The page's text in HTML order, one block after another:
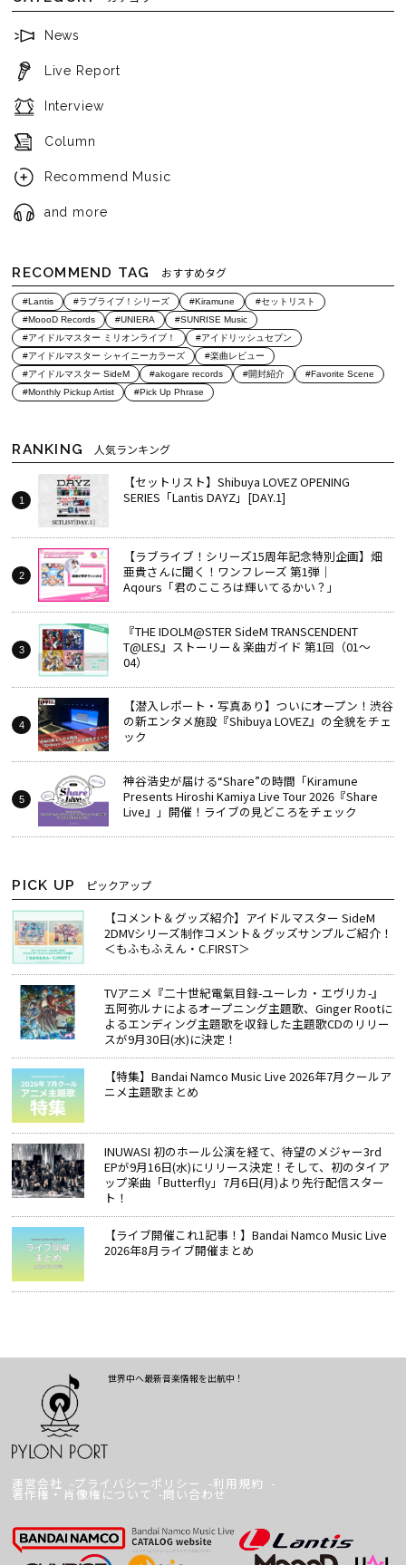
News
Live Report
Interview
Column
Recommend Music
and more
RECOMMEND TAG おすすめタグ
#Lantis #ラブライブ！シリーズ #Kiramune
#セットリスト
#MoooD Records
#UNIERA
#SUNRISE Music
#アイドルマスター ミリオンライブ！
#アイドリッシュセブン
#アイドルマスター シャイニーカラーズ
#楽曲レビュー
#アイドルマスター SideM
#akogare records #開封紹介
#Favorite Scene
#Monthly Pickup Artist
#Pick Up Phrase
RANKING 人気ランキング
【セットリスト】Shibuya LOVEZ OPENING
SERIES「Lantis DAYZ」[DAY.1]
【ラブライブ！シリーズ15周年記念特別企画】畑
亜貴さんに聞く！ワンフレーズ 第1弾｜
Aqours「君のこころは輝いてるかい？」
『THE IDOLM@STER SideM TRANSCENDENT
T@LES』ストーリー＆楽曲ガイド 第1回（01～
04）
【潜入レポート・写真あり】ついにオープン！渋谷
の新エンタメ施設『Shibuya LOVEZ』の全貌をチェ
ック
神谷浩史が届ける“Share”の時間――「Kiramune
Presents Hiroshi Kamiya Live Tour 2026『Share
Live』」開催！ライブの見どころをチェック
PICK UP ピックアップ
【コメント＆グッズ紹介】アイドルマスター SideM
2DMVシリーズ制作コメント＆グッズサンプルご紹介！
＜もふもふえん・C.FIRST＞
TVアニメ『二十世紀電氣目録-ユーレカ・エヴリカ-』
五阿弥ルナによるオープニング主題歌、Ginger Rootに
よるエンディング主題歌を収録した主題歌CDのリリー
スが9月30日(水)に決定！
【特集】Bandai Namco Music Live 2026年7月クールア
ニメ主題歌まとめ
INUWASI 初のホール公演を経て、待望のメジャー3rd
EPが9月16日(水)にリリース決定！そして、初のタイア
ップ楽曲「Butterfly」7月6日(月)より先行配信スター
ト！
【ライブ開催これ1記事！】Bandai Namco Music Live
2026年8月ライブ開催まとめ
世界中へ最新音楽情報を出航中！
運営会社 プライバシーポリシー 利用規約
著作権・肖像権について 問い合わせ